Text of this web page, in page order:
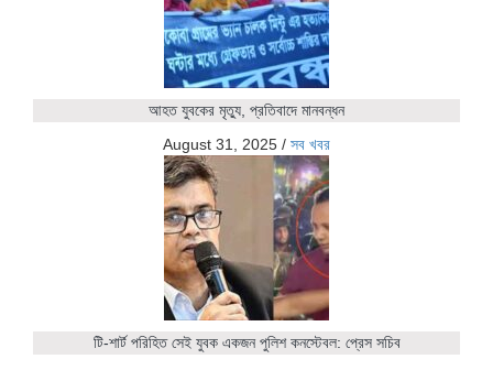
আহত যুবকের মৃত্যু, প্রতিবাদে মানবন্ধন
August 31, 2025 / সব খবর
টি-শার্ট পরিহিত সেই যুবক একজন পুলিশ কনস্টেবল: প্রেস সচিব